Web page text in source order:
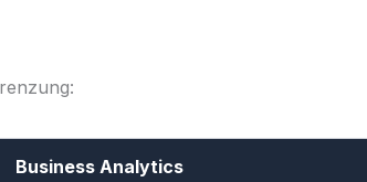
Business Analytics